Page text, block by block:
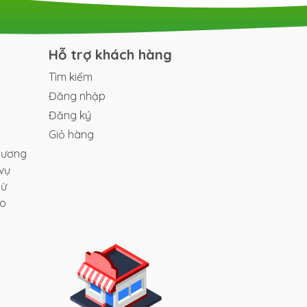
Hỗ trợ khách hàng
Tìm kiếm
Đăng nhập
Đăng ký
Giỏ hàng